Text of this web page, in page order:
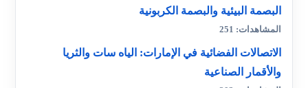
البصمة البيئية والبصمة الكربونية
المشاهدات: 251
الاتصالات الفضائية في الإمارات: الياه سات والثريا
والأقمار الصناعية